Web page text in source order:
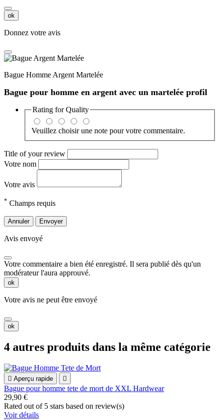
ok
Donnez votre avis
Bague Homme Argent Martelée
Bague pour homme en argent avec un martelée profil
Rating forQuality
Veuillez choisir une note pour votre commentaire.
Title of your review
Votre nom
Votre avis
* Champs requis
Annuler Envoyer
Avis envoyé
Votre commentaire a bien été enregistré. Il sera publié dès qu'un
modérateur l'aura approuvé.
ok
Votre avis ne peut être envoyé
ok
4 autres produits dans la même catégorie
 Aperçu rapide 
Bague pour homme tete de mort de XXL Hardwear
29,90 €
Rated out of 5 stars based on review(s)
Voir détails